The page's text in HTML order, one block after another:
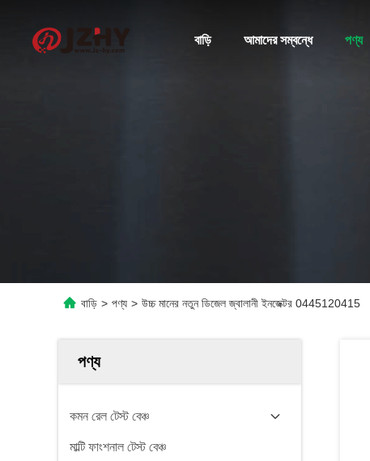
বাড়ি আমাদের সম্বন্ধে পণ্য
বাড়ি > পণ্য > উচ্চ মানের নতুন ডিজেল জ্বালানী ইনজেক্টর 0445120415
পণ্য
কমন রেল টেস্ট বেঞ্চ
মাল্টি ফাংশনাল টেস্ট বেঞ্চ